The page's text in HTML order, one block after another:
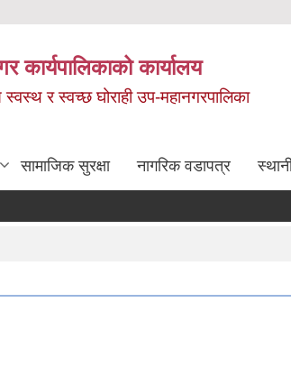
कार्यपालिकाको कार्यालय
र स्वच्छ घोराही उप-महानगरपालिका
सामाजिक सुरक्षा नागरिक वडापत्र